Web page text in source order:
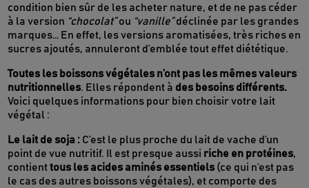
condition bien sûr de les acheter nature, et de ne pas céder
à la version “chocolat”ou “vanille”déclinée par les grandes
marques… En effet, les versions aromatisées, très riches en
sucres ajoutés, annuleront d’emblée tout effet diététique.
Toutes les boissons végétales n’ont pas les mêmes valeurs
nutritionnelles. Elles répondent à des besoins différents.
Voici quelques informations pour bien choisir votre lait
végétal :
Le lait de soja : C’est le plus proche du lait de vache d’un
point de vue nutritif. Il est presque aussi riche en protéines,
contienttous les acides aminés essentiels (ce qui n’est pas
le cas des autres boissons végétales), et comporte des